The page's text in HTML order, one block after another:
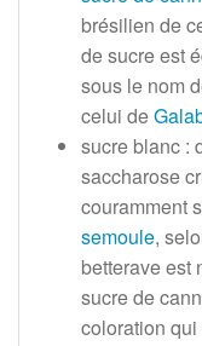
brésilien de
de sucre est
sous le nom
celui de
sucre blanc :
saccharose
couramment
semoule,
betterave est
sucre de
coloration